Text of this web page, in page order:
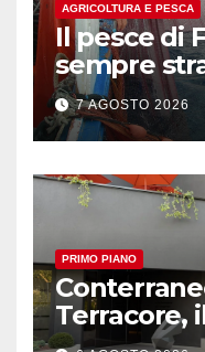
AGRICOLTURA E PESCA
Il pesce di
sempre
in7 AGOSTO 2026
PRIMO PIANO
Terracore,
amplia l’